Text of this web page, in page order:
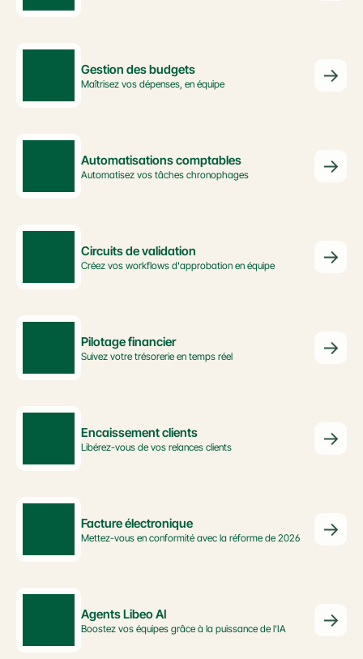
Gestion des budgets
Maîtrisez vos dépenses, en équipe
Automatisations comptables
Automatisez vos tâches chronophages
Circuits de validation
Créez vos workflows d'approbation en équipe
Pilotage financier
Suivez votre trésorerie en temps réel
Encaissement clients
Libérez-vous de vos relances clients
Facture électronique
Mettez-vous en conformité avec la réforme de 2026
Agents Libeo AI
Boostez vos équipes grâce à la puissance de l'IA